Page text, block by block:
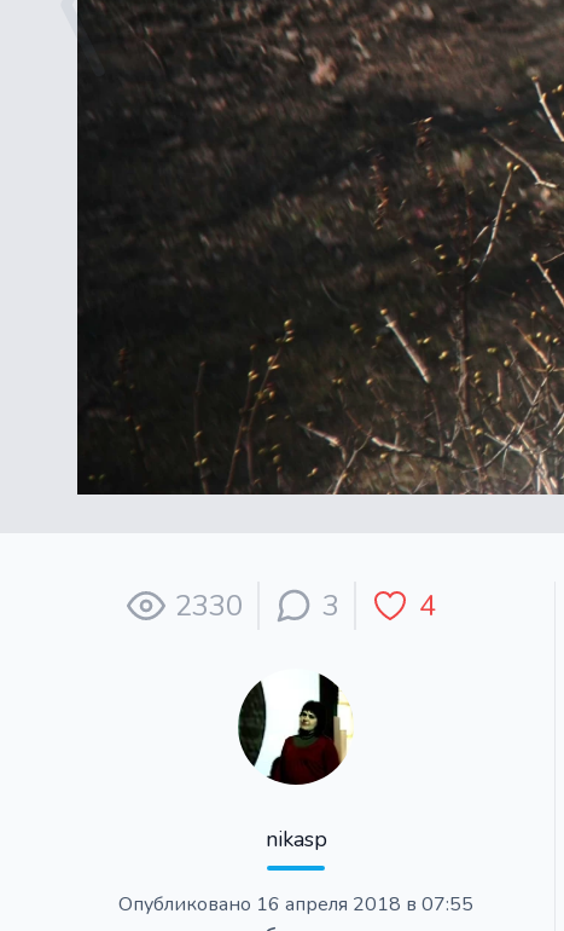
2330 3 4
nikasp
Опубликовано 16 апреля 2018 в 07:55